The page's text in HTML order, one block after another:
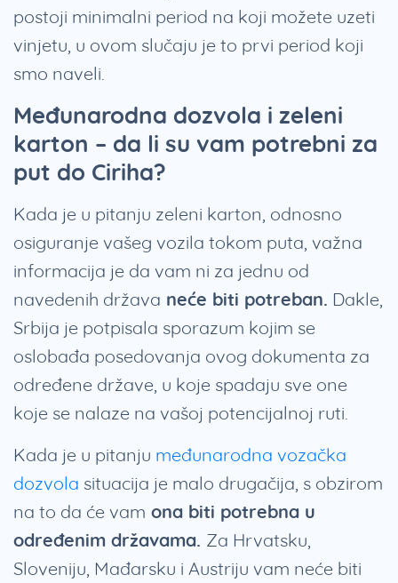
postoji minimalni period na koji možete uzeti
vinjetu, u ovom slučaju je to prvi period koji
smo naveli.
Međunarodna dozvola i zeleni
karton – da li su vam potrebni za
put do Ciriha?
Kada je u pitanju zeleni karton, odnosno
osiguranje vašeg vozila tokom puta, važna
informacija je da vam ni za jednu od
navedenih država neće biti potreban. Dakle,
Srbija je potpisala sporazum kojim se
oslobađa posedovanja ovog dokumenta za
određene države, u koje spadaju sve one
koje se nalaze na vašoj potencijalnoj ruti.
Kada je u pitanju međunarodna vozačka
dozvola situacija je malo drugačija, s obzirom
na to da će vam ona biti potrebna u
određenim državama. Za Hrvatsku,
Sloveniju, Mađarsku i Austriju vam neće biti